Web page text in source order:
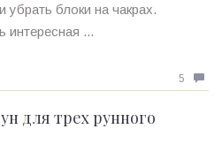
убрать блоки на чакрах.
интересная ...
5
для трех рунного